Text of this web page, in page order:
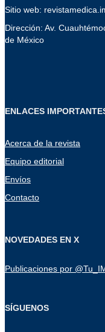
Sitio web:
Dirección: Av.
de México
ENLACES
Acerca de la revista
Equipo editorial
Envíos
Contacto
NOVEDADES EN X
Publicaciones por
SÍGUENOS